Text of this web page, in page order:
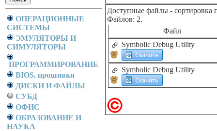
ОПЕРАЦИОННЫЕ
СИСТЕМЫ
ЭМУЛЯТОРЫ И
СИМУЛЯТОРЫ
ПРОГРАММИРОВАНИЕ
BIOS, прошивки
ДИСКИ И ФАЙЛЫ
СУБД
ОФИС
ОБРАЗОВАНИЕ И
НАУКА
Доступные файлы - сортировка
Файлов: 2.
Файл
Symbolic Debug Utility
Symbolic Debug Utility